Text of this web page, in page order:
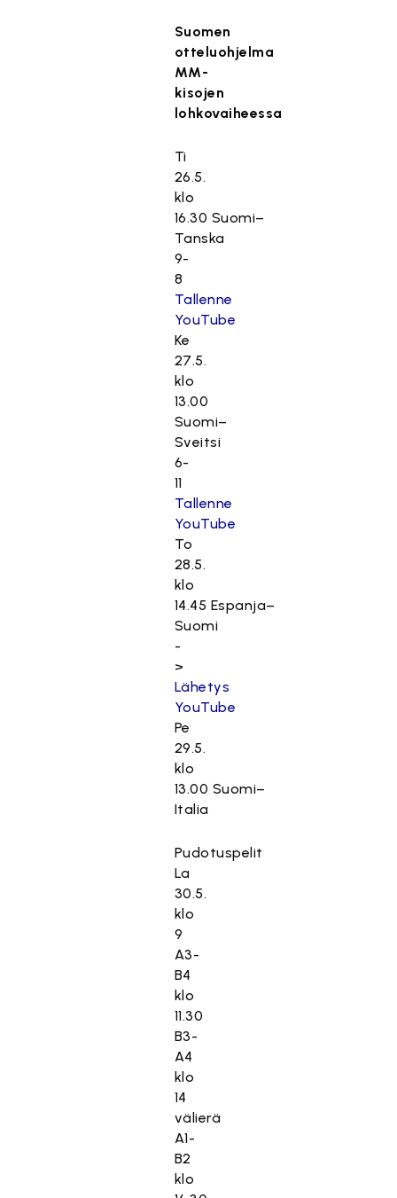
Suomen
otteluohjelma
MM-
kisojen
lohkovaiheessa
Ti
26.5.
klo
16.30 Suomi–
Tanska
9-
8
Tallenne
YouTube
Ke
27.5.
klo
13.00
Suomi–
Sveitsi
6-
11
Tallenne
YouTube
To
28.5.
klo
14.45 Espanja–
Suomi
-
>
Lähetys
YouTube
Pe
29.5.
klo
13.00 Suomi–
Italia
Pudotuspelit
La
30.5.
klo
9
A3-
B4
klo
11.30
B3-
A4
klo
14
välierä
A1-
B2
klo